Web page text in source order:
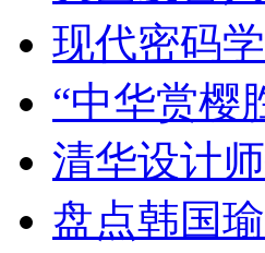
现代密码
“中华赏樱
清华设计
盘点韩国